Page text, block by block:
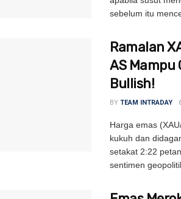
sebelum itu
Ramalan
AS
Bullish!
BY TEAM INTRADAY
Harga emas
kukuh dan
setakat 2:22
sentimen